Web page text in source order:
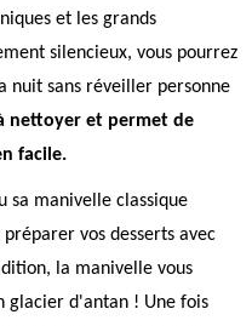
et les grands
silencieux, vous pourrez
nuit sans réveiller personne
nettoyer et permet de
facile.
sa manivelle classique
vos desserts avec
la manivelle vous
glacier d'antan ! Une fois